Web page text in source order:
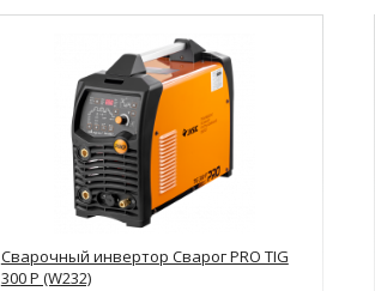
Сварочный инвертор Сварог PRO TIG
300 P (W232)